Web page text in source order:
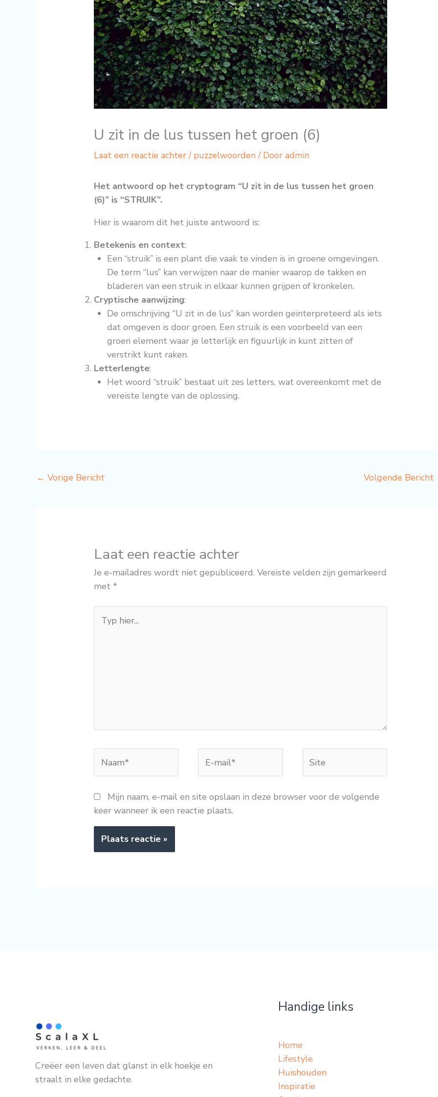
U zit in de lus tussen het groen (6)
Laat een reactie achter / puzzelwoorden/ Dooradmin
Het antwoord op het cryptogram “U zit in de lus tussen het groen
(6)” is “STRUIK”.
Hier is waarom dit het juiste antwoord is:
Betekenis en context:
Een “struik” is een plant die vaak te vinden is in groene omgevingen.
De term “lus” kan verwijzen naar de manier waarop de takken en
bladeren van een struik in elkaar kunnen grijpen of kronkelen.
Cryptische aanwijzing:
De omschrijving “U zit in de lus” kan worden geïnterpreteerd als iets
dat omgeven is door groen. Een struik is een voorbeeld van een
groen element waar je letterlijk en figuurlijk in kunt zitten of
verstrikt kunt raken.
Letterlengte:
Het woord “struik” bestaat uit zes letters, wat overeenkomt met de
vereiste lengte van de oplossing.
← Vorige Bericht Volgende Bericht
Laat een reactie achter
Je e-mailadres wordt niet gepubliceerd. Vereiste velden zijn gemarkeerd
met *
hier...
mail*
Mijn naam, e-mail en site opslaan in deze browser voor de volgende
keer wanneer ik een reactie plaats.
Creëer een leven dat glanst in elk hoekje en
straalt in elke gedachte.
Handige links
Home
Lifestyle
Huishouden
Inspiratie